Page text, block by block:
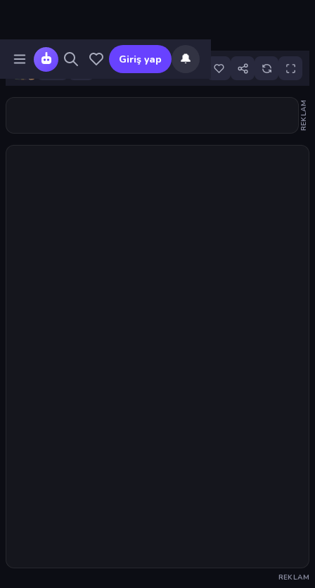
Giriş yap 🔔
1
REKLAM
REKLAM